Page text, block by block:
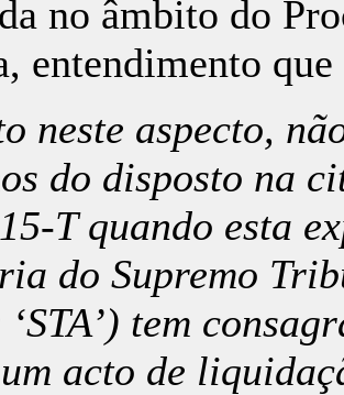
no âmbito do
entendimento
neste aspecto,
do disposto na
T quando esta
do Supremo
‘STA’) tem
acto de